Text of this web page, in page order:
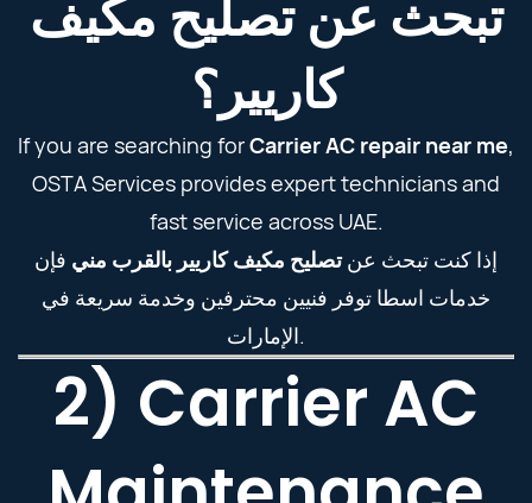
تبحث عن تصليح مكيف
كاريير؟
If you are searching forCarrier AC repair near me,
OSTA Services provides expert technicians and
fast service across UAE.
إذا كنت تبحث عنتصليح مكيف كاريير بالقرب مني فإن
خدمات اسطا توفر فنيين محترفين وخدمة سريعة في
الإمارات.
2) Carrier AC